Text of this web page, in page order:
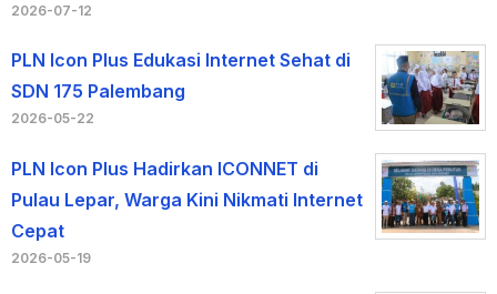
2026-07-12
PLN Icon Plus Edukasi Internet Sehat di
SDN 175 Palembang
2026-05-22
PLN Icon Plus Hadirkan ICONNET di
Pulau Lepar, Warga Kini Nikmati Internet
Cepat
2026-05-19